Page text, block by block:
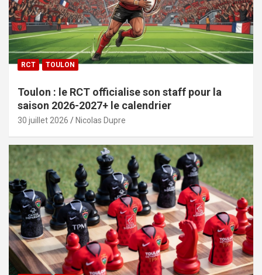
RCT TOULON
Toulon : le RCT officialise son staff pour la
saison 2026-2027+ le calendrier
30 juillet 2026 Nicolas Dupre